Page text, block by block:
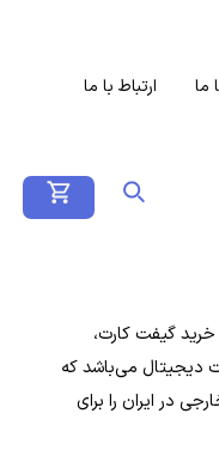
ما ارتباط با ما
خرید گیفت کارت،
دیجیتال می‌باشد که
در ایران را برای
تجربه‌ای سریع، امن و